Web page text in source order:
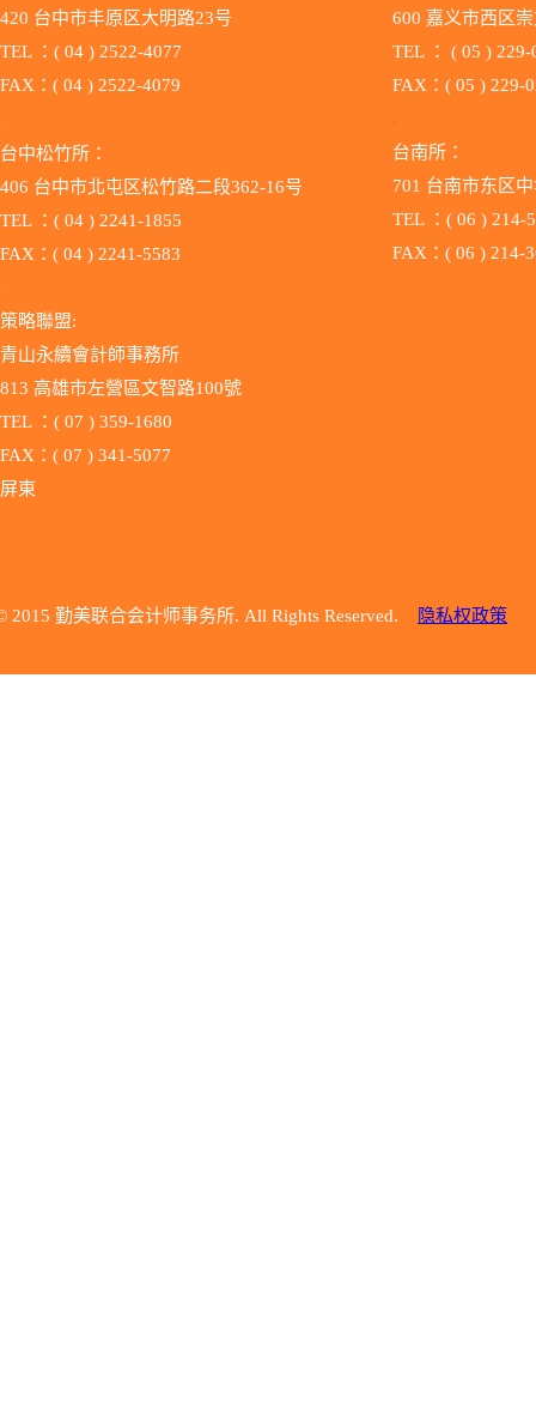
420 台中市丰原区大明路23号
TEL ：( 04 ) 2522-4077
FAX：( 04 ) 2522-4079
.
台中松竹所：
406 台中市北屯区松竹路二段362-16号
TEL ：( 04 ) 2241-1855
FAX：( 04 ) 2241-5583
.
策略聯盟:
青山永續會計師事務所
813 高雄市左營區文智路100號
TEL ：( 07 ) 359-1680
FAX：( 07 ) 341-5077
屏東
600 嘉义市西区
TEL ：
FAX：( 05 ) 229-
( 05 ) 229-
.
台南所：
701 台南市东区
TEL ：( 06 ) 214-
FAX：( 06 ) 214-
2015 勤美联合会计师事务所. All Rights Reserved. 隐私权政策